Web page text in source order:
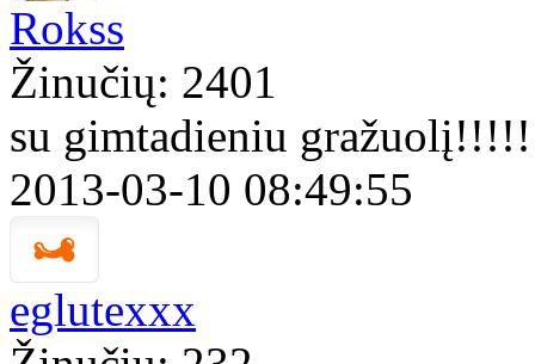
Rokss
Žinučių: 2401
su gimtadieniu
2013-03-10 08:49:55
eglutexxx